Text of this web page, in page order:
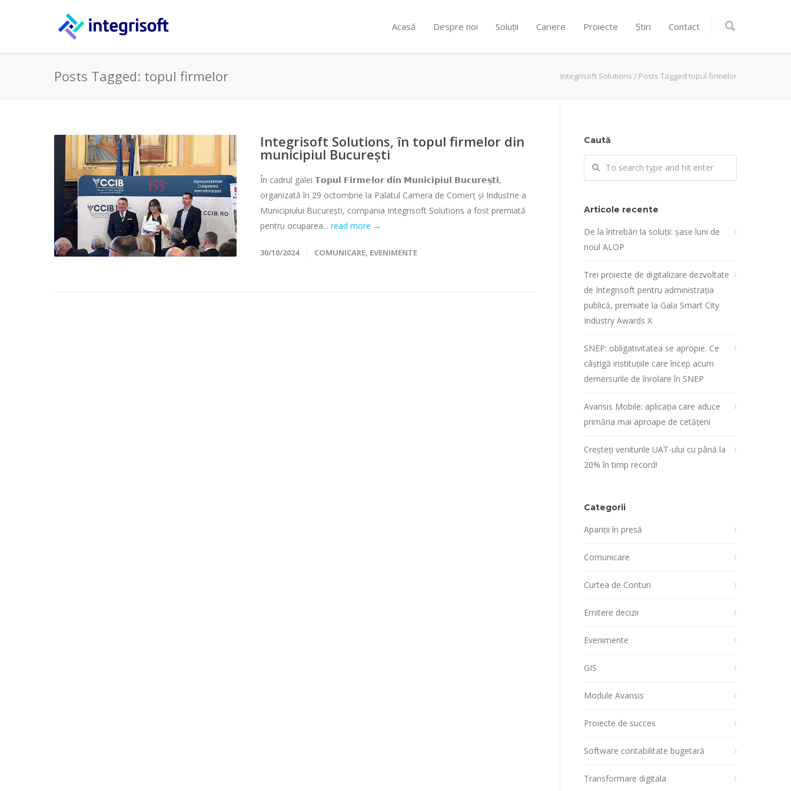
Acasă Despre noi Soluții Cariere Proiecte Știri Contact
Posts Tagged: topul firmelor Integrisoft Solutions / Posts Tagged topul firmelor
Integrisoft Solutions, în topul firmelor din
municipiul București
În cadrul galei 𝗧𝗼𝗽𝘂𝗹 𝗙𝗶𝗿𝗺𝗲𝗹𝗼𝗿 𝗱𝗶𝗻 𝗠𝘂𝗻𝗶𝗰𝗶𝗽𝗶𝘂𝗹 𝗕𝘂𝗰𝘂𝗿𝗲𝘀̦𝘁𝗶,
organizată în 29 octombrie la Palatul Camera de Comerț și Industrie a
Municipiului București, compania Integrisoft Solutions a fost premiată
pentru ocuparea... read more →
30/10/2024 COMUNICARE, EVENIMENTE
Caută
Articole recente
De la întrebări la soluții: șase luni de
noul ALOP
Trei proiecte de digitalizare dezvoltate
de Integrisoft pentru administrația
publică, premiate la Gala Smart City
Industry Awards X
SNEP: obligativitatea se apropie. Ce
câștigă instituțiile care încep acum
demersurile de înrolare în SNEP
Avansis Mobile: aplicația care aduce
primăria mai aproape de cetățeni
Creșteți veniturile UAT-ului cu până la
20% în timp record!
Categorii
Apariții în presă
Comunicare
Curtea de Conturi
Emitere decizii
Evenimente
GIS
Module Avansis
Proiecte de succes
Software contabilitate bugetară
Transformare digitala